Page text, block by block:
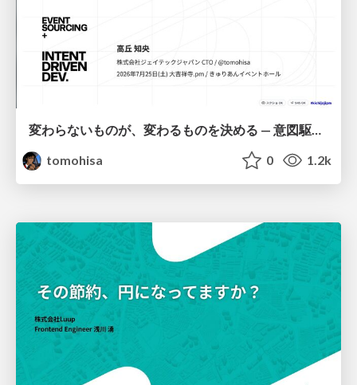
変わらないものが、変わるものを決める — 意図駆動開発 × イベントソーシング × イミュータブル | What Doesn't Change Decides What Can — IDD × Event Sourcing × Immutability
tomohisa
0 1.2k